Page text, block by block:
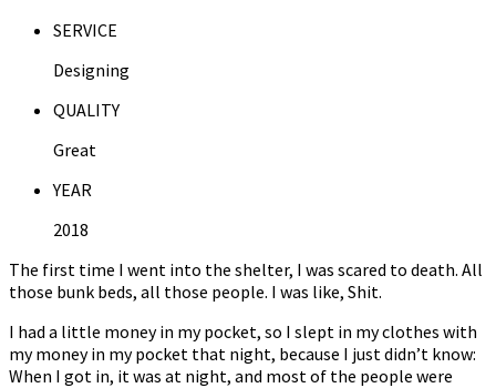
SERVICE
Designing
QUALITY
Great
YEAR
2018
The first time I went into the shelter, I was scared to death. All
those bunk beds, all those people. I was like, Shit.
I had a little money in my pocket, so I slept in my clothes with
my money in my pocket that night, because I just didn’t know:
When I got in, it was at night, and most of the people were